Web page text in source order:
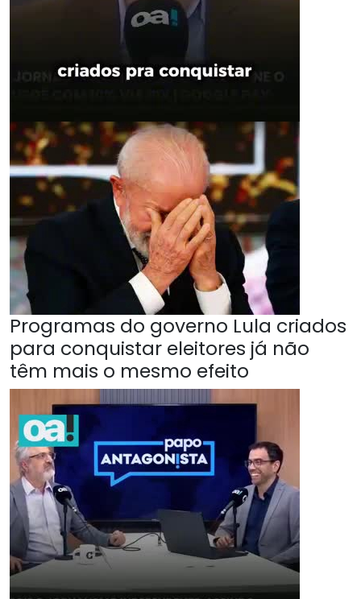
Programas do governo Lula criados
para conquistar eleitores já não
têm mais o mesmo efeito